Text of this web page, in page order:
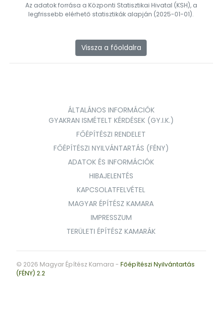
Az adatok forrása a Központi Statisztikai Hivatal (KSH), a
legfrissebb elérhető statisztikák alapján (2025-01-01).
Vissza a főoldalra
ÁLTALÁNOS INFORMÁCIÓK
GYAKRAN ISMÉTELT KÉRDÉSEK (GY.I.K.)
FŐÉPÍTÉSZI RENDELET
FŐÉPÍTÉSZI NYILVÁNTARTÁS (FÉNY)
ADATOK ÉS INFORMÁCIÓK
HIBAJELENTÉS
KAPCSOLATFELVÉTEL
MAGYAR ÉPÍTÉSZ KAMARA
IMPRESSZUM
TERÜLETI ÉPÍTÉSZ KAMARÁK
© 2026 Magyar Építész Kamara - Főépítészi Nyilvántartás
(FÉNY) 2.2